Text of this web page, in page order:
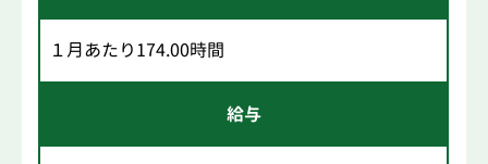
１月あたり174.00時間
給与